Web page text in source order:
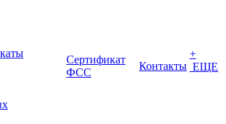
Сертификат
ФСС
Контакты
+
ЕЩЕ